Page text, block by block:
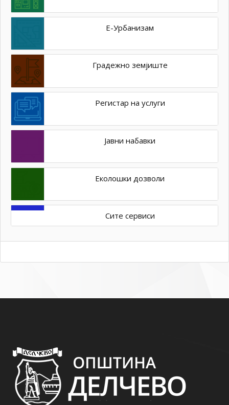
Е-Урбанизам
Градежно земјиште
Регистар на услуги
Јавни набавки
Еколошки дозволи
Сите сервиси